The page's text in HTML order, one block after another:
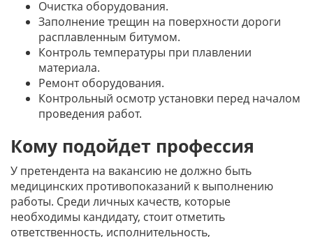
Очистка оборудования.
Заполнение трещин на поверхности дороги
расплавленным битумом.
Контроль температуры при плавлении
материала.
Ремонт оборудования.
Контрольный осмотр установки перед началом
проведения работ.
Кому подойдет профессия
У претендента на вакансию не должно быть
медицинских противопоказаний к выполнению
работы. Среди личных качеств, которые
необходимы кандидату, стоит отметить
ответственность, исполнительность,